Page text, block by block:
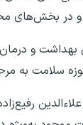
در بخش‌های
و درمان
سلامت به
علاءالدین